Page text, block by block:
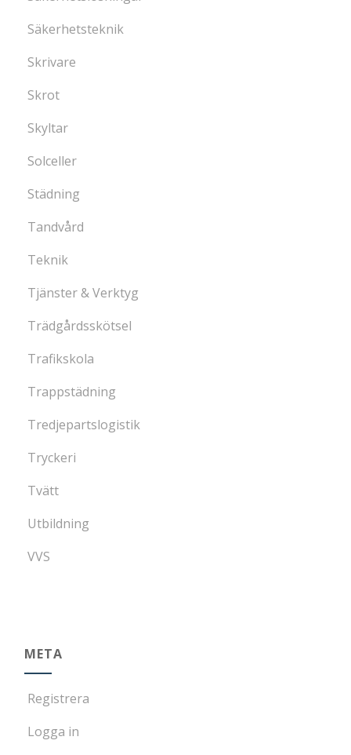
Säkerhetsteknik
Skrivare
Skrot
Skyltar
Solceller
Städning
Tandvård
Teknik
Tjänster & Verktyg
Trädgårdsskötsel
Trafikskola
Trappstädning
Tredjepartslogistik
Tryckeri
Tvätt
Utbildning
VVS
META
Registrera
Logga in